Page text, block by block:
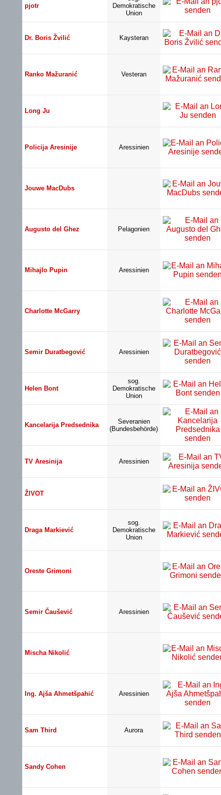
pjotr
Demokratische
Union
Dr. Boris Žvilić Kaysteran
Ranko Mažuranić Vesteran
Long Ju
Policija Aresinije Aressinien
Jouwe MacDubs
Augusto del Ghez Pelagonien
Mihajlo Pupin Aressinien
Charlotte McGarry
Semir Duratbegović Aressinien
Helen Bont
sog.
Demokratische
Union
Kancelarija Predsednika
Severanien
(Bundesbehörde)
TV Aresinija Aressinien
ŽIVOT
Draga Markiević
sog.
Demokratische
Union
Oreste Grimoni
Semir Čaušević Aressinien
Mischa Nikolić
Ing. Ajša Ahmetšpahić Aressinien
Sam Third Aurora
Sandy Cohen